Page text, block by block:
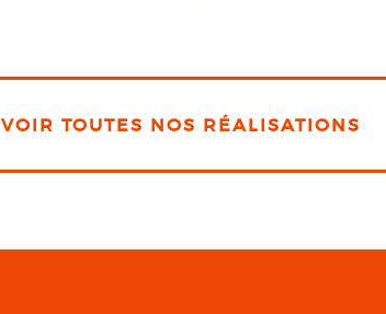
VOIR TOUTES NOS RÉALISATIONS